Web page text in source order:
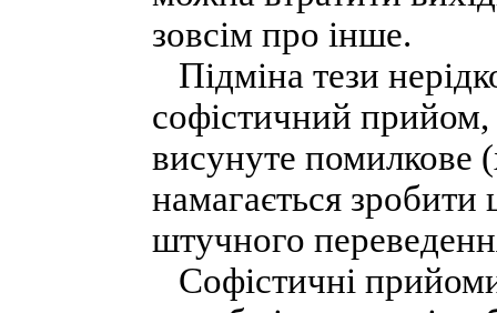
зовсім про інше.
Підміна тези
софістичний
висунуте помилкове
намагається
штучного
Софістичні